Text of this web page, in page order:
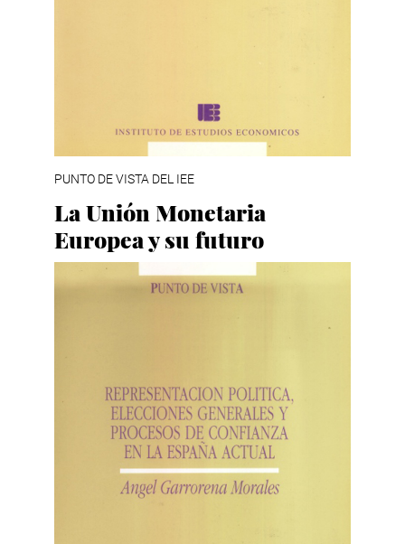
PUNTO DE VISTA DEL IEE
La Unión Monetaria
Europea y su futuro